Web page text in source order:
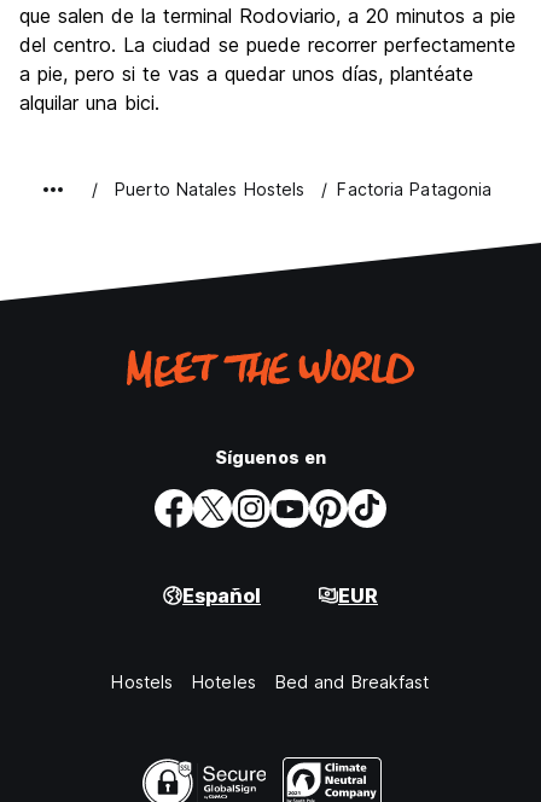
que salen de la terminal Rodoviario, a 20 minutos a pie
del centro. La ciudad se puede recorrer perfectamente
a pie, pero si te vas a quedar unos días, plantéate
alquilar una bici.
Puerto Natales Hostels Factoria Patagonia
Síguenos en
Español EUR
Hostels Hoteles Bed and Breakfast